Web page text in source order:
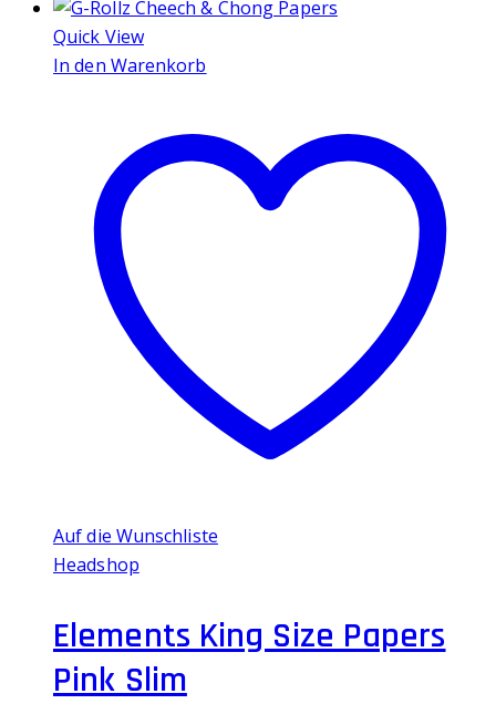
Quick View
In den Warenkorb
Auf die Wunschliste
Headshop
Elements King Size Papers
Pink Slim